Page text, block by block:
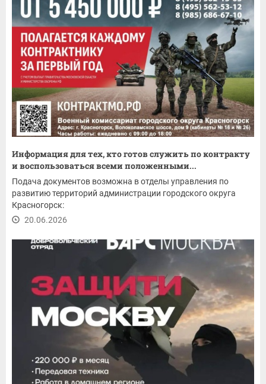
Информация для тех, кто готов служить по контракту
и воспользоваться всеми положенными...
Подача документов возможна в отделы управления по
развитию территорий администрации городского округа
Красногорск:
20.06.2026